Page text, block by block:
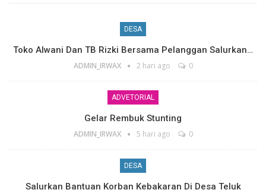
DESA
Toko Alwani Dan TB Rizki Bersama Pelanggan Salurkan…
ADMIN_IRWAX 2 hari ago 0
ADVETORIAL
Gelar Rembuk Stunting
ADMIN_IRWAX 5 hari ago 0
DESA
Salurkan Bantuan Korban Kebakaran Di Desa Teluk